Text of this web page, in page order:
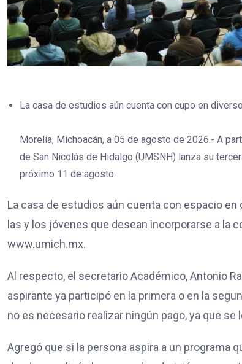
La casa de estudios aún cuenta con cupo en
Morelia, Michoacán, a 05 de agosto de 2026.- A
de San Nicolás de Hidalgo (UMSNH) lanza su
próximo 11 de agosto.
La casa de estudios aún cuenta con espacio
las y los jóvenes que desean incorporarse a la
www.umich.mx.
Al respecto, el secretario Académico, Antonio
aspirante ya participó en la primera o en la
no es necesario realizar ningún pago, ya que
Agregó que si la persona aspira a un programa